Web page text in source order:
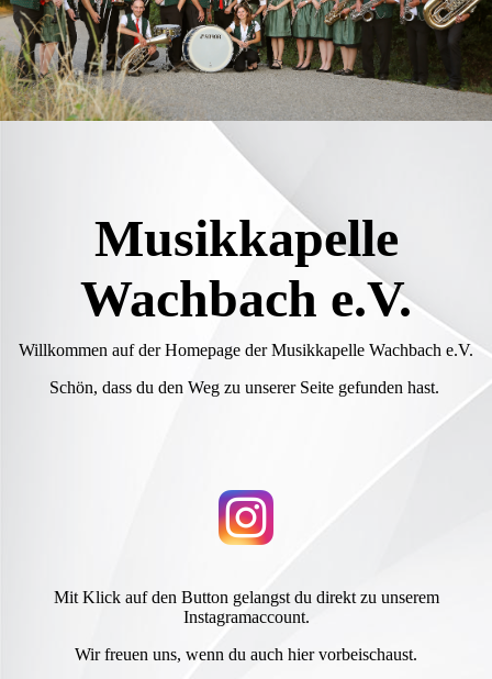
Musikkapelle
Wachbach e.V.
Willkommen auf der Homepage der Musikkapelle Wachbach e.V.
Schön, dass du den Weg zu unserer Seite gefunden hast.
Mit Klick auf den Button gelangst du direkt zu unserem
Instagramaccount.
Wir freuen uns, wenn du auch hier vorbeischaust.